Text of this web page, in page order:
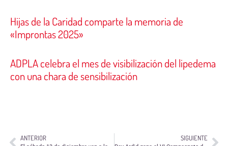
Hijas de la Caridad comparte la memoria de
«Improntas 2025»
ADPLA celebra el mes de visibilización del lipedema
con una chara de sensibilización
ANTERIOR SIGUIENTE